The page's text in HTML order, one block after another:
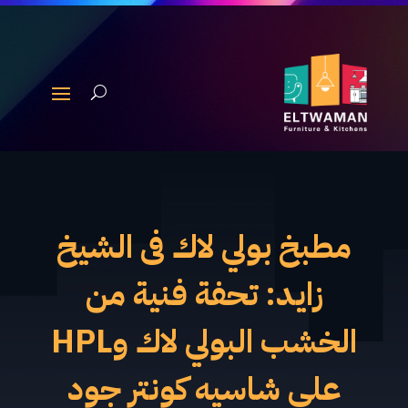
مطبخ بولي لاك فى الشيخ
زايد: تحفة فنية من
الخشب البولي لاك وHPL
على شاسيه كونتر جود